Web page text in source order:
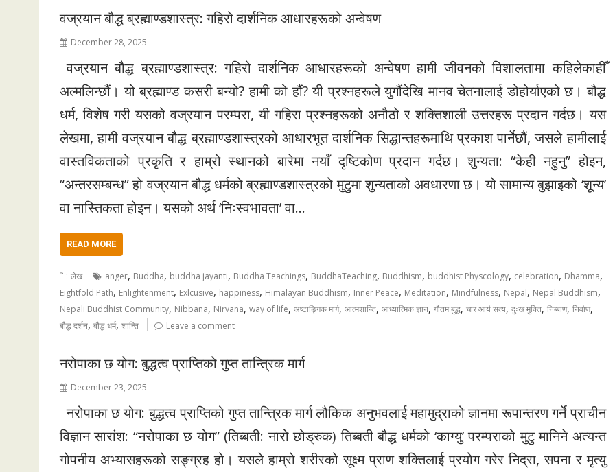
वज्रयान बौद्ध ब्रह्माण्डशास्त्र: गहिरो दार्शनिक आधारहरूको अन्वेषण
December 28, 2025
वज्रयान बौद्ध ब्रह्माण्डशास्त्र: गहिरो दार्शनिक आधारहरूको अन्वेषण हामी जीवनको विशालतामा कहिलेकाहीँ
अल्मलिन्छौं। यो ब्रह्माण्ड कसरी बन्यो? हामी को हौं? यी प्रश्नहरूले युगौंदेखि मानव चेतनालाई डोहोर्याएको छ। बौद्ध
धर्म, विशेष गरी यसको वज्रयान परम्परा, यी गहिरा प्रश्नहरूको अनौठो र शक्तिशाली उत्तरहरू प्रदान गर्दछ। यस
लेखमा, हामी वज्रयान बौद्ध ब्रह्माण्डशास्त्रको आधारभूत दार्शनिक सिद्धान्तहरूमाथि प्रकाश पार्नेछौं, जसले हामीलाई
वास्तविकताको प्रकृति र हाम्रो स्थानको बारेमा नयाँ दृष्टिकोण प्रदान गर्दछ। शुन्यता: “केही नहुनु” होइन,
“अन्तरसम्बन्ध” हो वज्रयान बौद्ध धर्मको ब्रह्माण्डशास्त्रको मुटुमा शुन्यताको अवधारणा छ। यो सामान्य बुझाइको ‘शून्य’
वा नास्तिकता होइन। यसको अर्थ ‘निःस्वभावता’ वा…
READ MORE
लेख anger, Buddha, buddha jayanti, Buddha Teachings, BuddhaTeaching, Buddhism, buddhist Physcology, celebration, Dhamma,
Eightfold Path, Enlightenment, Exlcusive, happiness, Himalayan Buddhism, Inner Peace, Meditation, Mindfulness, Nepal, Nepal Buddhism,
Nepali Buddhist Community, Nibbana, Nirvana, way of life, अष्टाङ्गिक मार्ग, आत्मशान्ति, आध्यात्मिक ज्ञान, गौतम बुद्ध, चार आर्य सत्य, दुःख मुक्ति, निब्बाण, निर्वाण,
बौद्ध दर्शन, बौद्ध धर्म, शान्ति Leave a comment
नरोपाका छ योग: बुद्धत्व प्राप्तिको गुप्त तान्त्रिक मार्ग
December 23, 2025
नरोपाका छ योग: बुद्धत्व प्राप्तिको गुप्त तान्त्रिक मार्ग लौकिक अनुभवलाई महामुद्राको ज्ञानमा रूपान्तरण गर्ने प्राचीन
विज्ञान सारांश: “नरोपाका छ योग” (तिब्बती: नारो छोड्रुक) तिब्बती बौद्ध धर्मको ‘काग्यु’ परम्पराको मुटु मानिने अत्यन्त
गोपनीय अभ्यासहरूको सङ्ग्रह हो। यसले हाम्रो शरीरको सूक्ष्म प्राण शक्तिलाई प्रयोग गरेर निद्रा, सपना र मृत्यु